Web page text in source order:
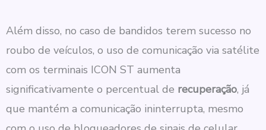
Além disso, no caso de bandidos terem sucesso no
roubo de veículos, o uso de comunicação via satélite
com os terminais ICON ST aumenta
significativamente o percentual de recuperação, já
que mantém a comunicação ininterrupta, mesmo